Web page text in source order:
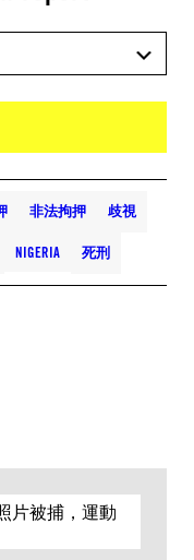
非法拘押 歧視
NIGERIA 死刑
片被捕，運動